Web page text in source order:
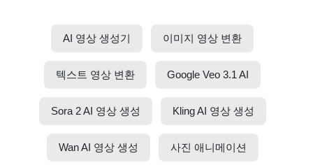
AI 영상 생성기 이미지 영상 변환
텍스트 영상 변환 Google Veo 3.1 AI
Sora 2 AI 영상 생성 Kling AI 영상 생성
Wan AI 영상 생성 사진 애니메이션